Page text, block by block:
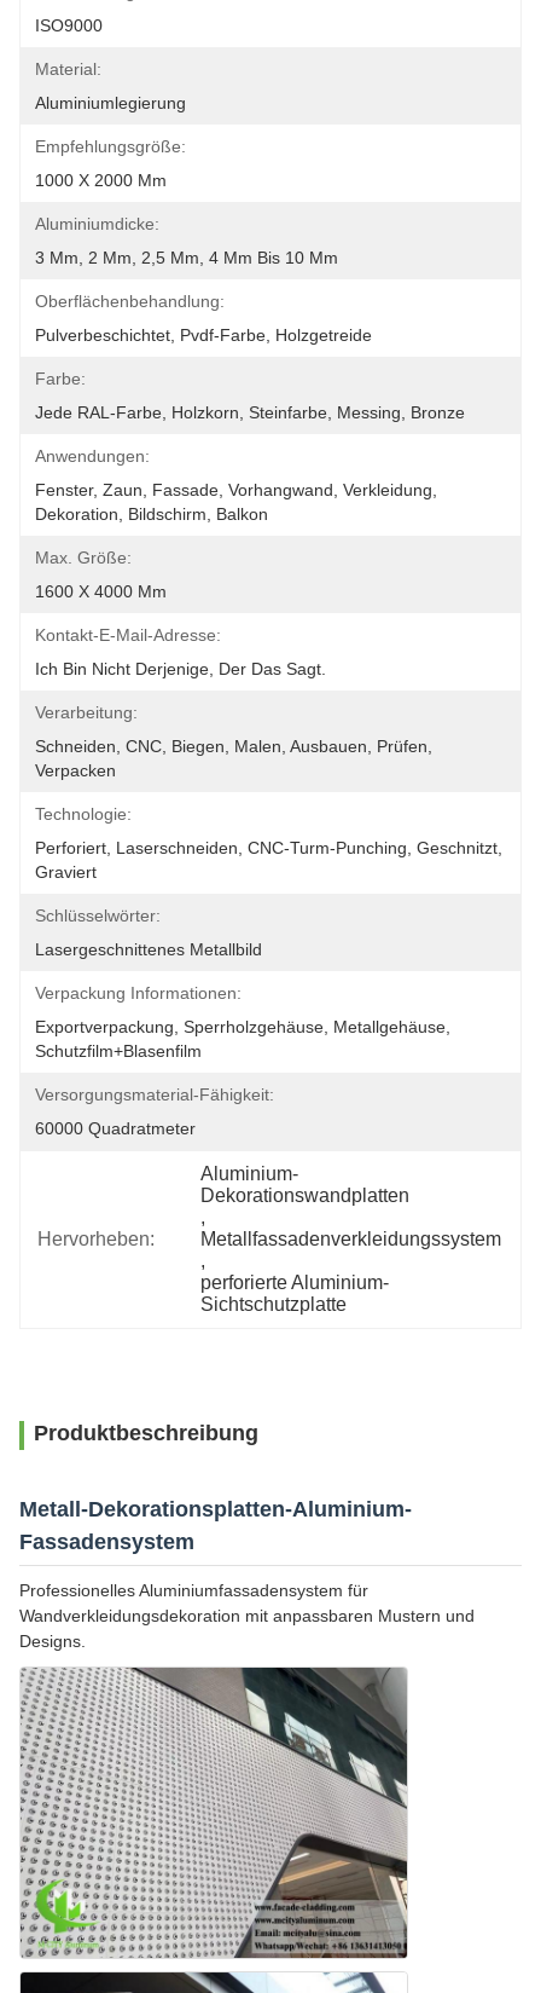
ISO9000
Material:
Aluminiumlegierung
Empfehlungsgröße:
1000 X 2000 Mm
Aluminiumdicke:
3 Mm, 2 Mm, 2,5 Mm, 4 Mm Bis 10 Mm
Oberflächenbehandlung:
Pulverbeschichtet, Pvdf-Farbe, Holzgetreide
Farbe:
Jede RAL-Farbe, Holzkorn, Steinfarbe, Messing, Bronze
Anwendungen:
Fenster, Zaun, Fassade, Vorhangwand, Verkleidung,
Dekoration, Bildschirm, Balkon
Max. Größe:
1600 X 4000 Mm
Kontakt-E-Mail-Adresse:
Ich Bin Nicht Derjenige, Der Das Sagt.
Verarbeitung:
Schneiden, CNC, Biegen, Malen, Ausbauen, Prüfen,
Verpacken
Technologie:
Perforiert, Laserschneiden, CNC-Turm-Punching, Geschnitzt,
Graviert
Schlüsselwörter:
Lasergeschnittenes Metallbild
Verpackung Informationen:
Exportverpackung, Sperrholzgehäuse, Metallgehäuse,
Schutzfilm+Blasenfilm
Versorgungsmaterial-Fähigkeit:
60000 Quadratmeter
Hervorheben:
Aluminium-
Dekorationswandplatten
,
Metallfassadenverkleidungssystem
,
perforierte Aluminium-
Sichtschutzplatte
Produktbeschreibung
Metall-Dekorationsplatten-Aluminium-
Fassadensystem
Professionelles Aluminiumfassadensystem für
Wandverkleidungsdekoration mit anpassbaren Mustern und
Designs.